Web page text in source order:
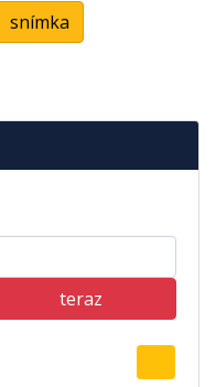
snímka
teraz